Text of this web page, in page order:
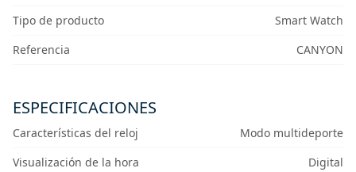
Tipo de producto
Smart Watch
Referencia
CANYON
ESPECIFICACIONES
Características del reloj
Modo multideporte
Visualización de la hora
Digital